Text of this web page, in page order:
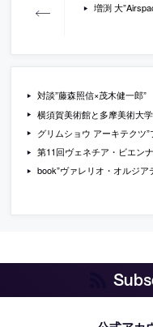
増渕 大
対談”藤森照信×茂木健一郎”
横須賀美術館と多摩美術大
グリムショウ アーキテクツ
第11回ヴェネチア・ビエン
book”ヴァレリオ・オルジア